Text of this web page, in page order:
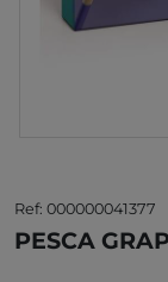
Ref: 000000041377
PESCA